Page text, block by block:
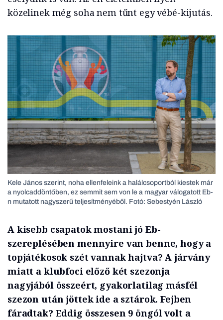
közelinek még soha nem tűnt egy vébé-kijutás.
Kele János szerint, noha ellenfeleink a halálcsoportból kiestek már
a nyolcaddöntőben, ez semmit sem von le a magyar válogatott Eb-
n mutatott nagyszerű teljesítményéből. Fotó: Sebestyén László
A kisebb csapatok mostani jó Eb-
szereplésében mennyire van benne, hogy a
topjátékosok szét vannak hajtva? A járvány
miatt a klubfoci előző két szezonja
nagyjából összeért, gyakorlatilag másfél
szezon után jöttek ide a sztárok. Fejben
fáradtak? Eddig összesen 9 öngól volt a